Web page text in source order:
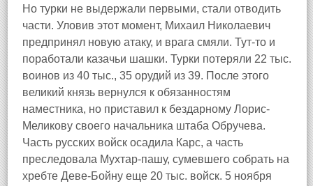
Но турки не выдержали первыми, стали отводить
части. Уловив этот момент, Михаил Николаевич
предпринял новую атаку, и врага смяли. Тут-то и
поработали казачьи шашки. Турки потеряли 22 тыс.
воинов из 40 тыс., 35 орудий из 39. После этого
великий князь вернулся к обязанностям
наместника, но приставил к бездарному Лорис-
Меликову своего начальника штаба Обручева.
Часть русских войск осадила Карс, а часть
преследовала Мухтар-пашу, сумевшего собрать на
хребте Деве-Бойну еще 20 тыс. войск. 5 ноября